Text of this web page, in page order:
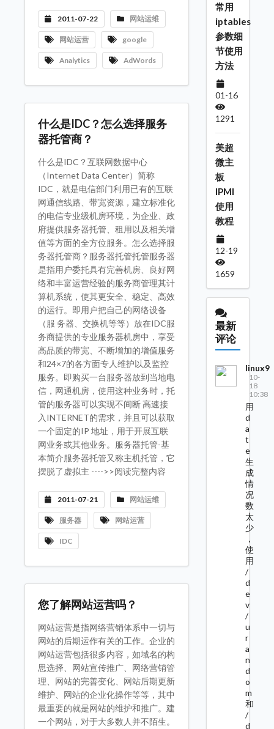
2011-07-22 网站运维
网站运营 google
Analytics AdWords
什么是IDC？怎么选择服务
器托管商？
什么是IDC？互联网数据中心
（Internet Data Center）简称
IDC，就是电信部门利用已有的互联
网通信线路、带宽资源，建立标准化
的电信专业级机房环境，为企业、政
府提供服务器托管、租用以及相关增
值等方面的全方位服务。怎么选择服
务器托管商？服务器托管托管服务器
是指用户委托具有完善机房、良好网
络和丰富运营经验的服务商管理其计
算机系统，使其更安全、稳定、高效
的运行。即用户把自己的网络设备
（服 务器、交换机等等）放在IDC服
务商提供的专业服务器机房中，享受
高品质的带宽、不断增加的增值服务
和24×7的各方面专人维护以及监控
服务。即购买一台服务器放到当地电
信，网通机房，使用这种业务时，托
管的服务器可以实现不间断 高速接
入INTERNET的需求，并且可以获取
一个固定的IP 地址，用于开展互联
网业务或其他业务。服务器托管-基
本简介服务器托管又称主机托管，它
摆脱了虚拟主 ---->>阅读完整内容
2011-07-21 网站运维
服务器 网站运营
IDC
您了解网站运营吗？
网站运营是指网络营销体系中一切与
网站的后期运作有关的工作。企业的
网站运营包括很多内容，如域名的构
思选择、网站宣传推广、网络营销管
理、网站的完善变化、网站后期更新
维护、网站的企业化操作等等，其中
最重要的就是网站的维护和推广。建
一个网站，对于大多数人并不陌生。
常用
iptables
参数细
节使用
方法
01-16
1291
美超
微主
板
IPMI
使用
教程
12-19
1659
最新
评论
linux9
10-
18
10:38
用
d
a
t
e
生
成
情
况
数
太
少
，
使
用
/
d
e
v
/
u
r
a
n
d
o
m
和
/
d